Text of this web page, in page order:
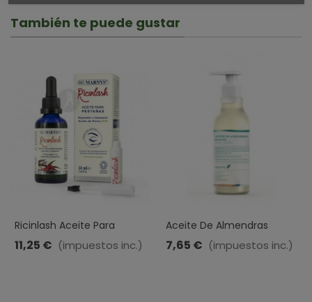
También te puede gustar
Ricinlash Aceite Para
Pestañas · Marnys · 50 Ml
11,25 € (impuestos inc.)
Aceite De Almendras
Dulces · Ebers · 250 Ml
7,65 € (impuestos inc.)